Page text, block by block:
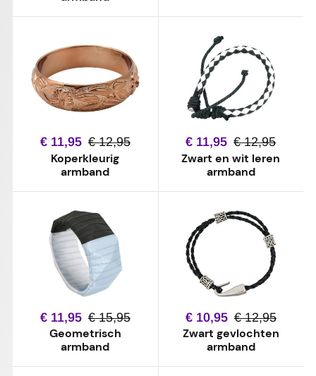
Koperkleurig
armband
€ 11,95 € 12,95
Zwart en wit leren
armband
€ 11,95 € 12,95
Geometrisch
armband
€ 11,95 € 15,95
Zwart gevlochten
armband
€ 10,95 € 12,95